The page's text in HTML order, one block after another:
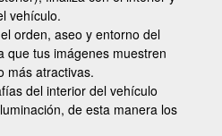
vehículo.
orden, aseo y entorno del
que tus imágenes muestren
más atractivas.
del interior del vehículo
de esta manera los